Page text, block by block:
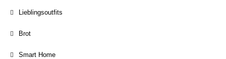
Lieblingsoutfits
Brot
Smart Home